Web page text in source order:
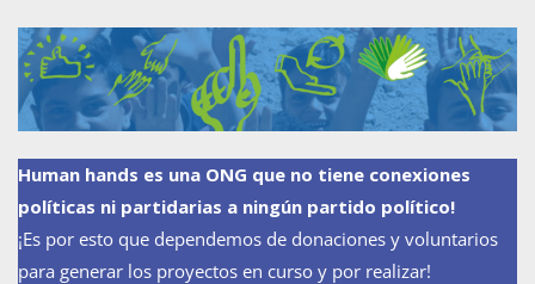
Human hands es una ONG que no tiene conexiones
políticas ni partidarias a ningún partido político!
¡Es por esto que dependemos de donaciones y voluntarios
para generar los proyectos en curso y por realizar!